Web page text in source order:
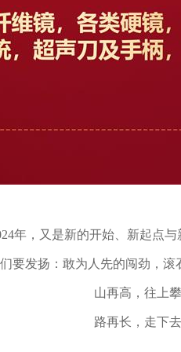
年，又是新的开始、新起点
要发扬：敢为人先的闯劲，
山再高，往上
路再长，走下